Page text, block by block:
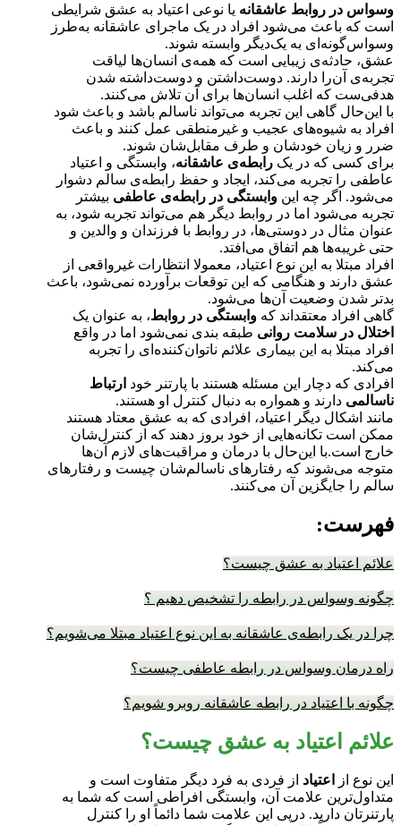
وسواس در روابط عاشقانه یا نوعی اعتیاد به عشق شرایطی
است که باعث می‌شود افراد در یک ماجرای عاشقانه به‌طرز
وسواس‌گونه‌ای به یک‌دیگر وابسته شوند.
عشق، حادثه‌ی زیبایی ا‌ست که همه‌ی انسان‌ها لیاقت
تجربه‌ی آن‌را دارند. دوست‌داشتن و دوست‌داشته شدن
هدفی‌ست که اغلب انسان‌ها برای آن تلاش می‌کنند.
با این‌حال گاهی این تجربه می‌تواند ناسالم باشد و باعث شود
افراد به ‌شیوه‌های عجیب و غیرمنطقی عمل کنند و باعث
ضرر و زیان خودشان و طرف مقابل‌شان شوند.
برای کسی که در یک رابطه‌ی عاشقانه، وابستگی و اعتیاد
عاطفی را تجربه می‌کند، ایجاد و حفظ رابطه‌ی سالم دشوار
می‌شود. اگر چه این وابستگی در رابطه‌‌ی عاطفی بیشتر
تجربه می‌شود اما در روابط دیگر هم می‌تواند تجربه شود، به
عنوان مثال در دوستی‌ها، در روابط با فرزندان و والدین و
حتی غریبه‌ها هم اتفاق می‌افتد.
افراد مبتلا به این نوع اعتیاد، معمولا انتظارات غیرواقعی از
عشق دارند و هنگامی که این توقعات برآورده نمی‌شود، باعث
بدتر شدن وضعیت آن‌ها می‌شود.
گاهی افراد معتقداند که وابستگی در روابط، به عنوان یک
اختلال در سلامت روانی‌ طبقه بندی نمی‌شود اما در واقع
افراد مبتلا به این بیماری علائم ناتوان‌کننده‌ای را تجربه
می‌کند.
افرادی که دچار این مسئله هستند با پارتنر خود ارتباط
ناسالمی دارند و همواره به دنبال کنترل او هستند.
مانند اشکال دیگر اعتیاد، افرادی که به عشق معتاد هستند
ممکن است تکانه‌هایی از خود بروز دهند که از کنترل‌شان
خارج است.با این‌حال با درمان و مراقبت‌های لازم آن‌ها
متوجه می‌شوند که رفتارهای ناسالم‌شان چیست و رفتارهای
سالم را جایگزین آن می‌کنند.
فهرست:
علائم اعتیاد به عشق چیست؟
چگونه وسواس در رابطه را تشخیص دهیم ؟
چرا در یک رابطه‌ی عاشقانه به این نوع اعتیاد مبتلا می‌شویم؟
راه درمان وسواس در رابطه عاطفی چیست؟
چگونه با اعتیاد در رابطه عاشقانه روبرو شویم؟
علائم اعتیاد به عشق چیست؟
این نوع از اعتیاد از فردی به فرد دیگر متفاوت است و
متداول‌ترین علامت آن، وابستگی افراطی است که شما به
پارتنرتان دارید. درپی این علامت شما دائماً او را کنترل